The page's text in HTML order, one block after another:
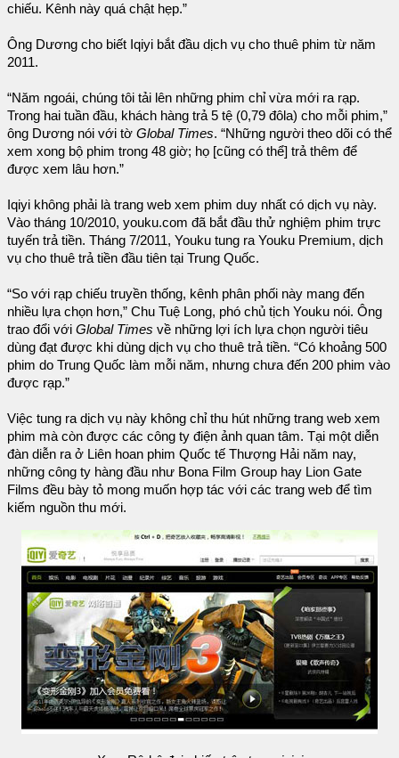
chiếu. Kênh này quá chật hẹp.”
Ông Dương cho biết Iqiyi bắt đầu dịch vụ cho thuê phim từ năm
2011.
“Năm ngoái, chúng tôi tải lên những phim chỉ vừa mới ra rạp.
Trong hai tuần đầu, khách hàng trả 5 tệ (0,79 đôla) cho mỗi phim,”
ông Dương nói với tờ Global Times. “Những người theo dõi có thể
xem xong bộ phim trong 48 giờ; họ [cũng có thể] trả thêm để
được xem lâu hơn.”
Iqiyi không phải là trang web xem phim duy nhất có dịch vụ này.
Vào tháng 10/2010, youku.com đã bắt đầu thử nghiệm phim trực
tuyến trả tiền. Tháng 7/2011, Youku tung ra Youku Premium, dịch
vụ cho thuê trả tiền đầu tiên tại Trung Quốc.
“So với rạp chiếu truyền thống, kênh phân phối này mang đến
nhiều lựa chọn hơn,” Chu Tuệ Long, phó chủ tịch Youku nói. Ông
trao đổi với Global Times về những lợi ích lựa chọn người tiêu
dùng đạt được khi dùng dịch vụ cho thuê trả tiền. “Có khoảng 500
phim do Trung Quốc làm mỗi năm, nhưng chưa đến 200 phim vào
được rạp.”
Việc tung ra dịch vụ này không chỉ thu hút những trang web xem
phim mà còn được các công ty điện ảnh quan tâm. Tại một diễn
đàn diễn ra ở Liên hoan phim Quốc tế Thượng Hải năm nay,
những công ty hàng đầu như Bona Film Group hay Lion Gate
Films đều bày tỏ mong muốn hợp tác với các trang web để tìm
kiếm nguồn thu mới.